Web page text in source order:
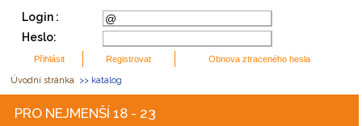
Login :
Heslo:
Úvodní stránka >> katalog
PRO NEJMENŠÍ 18 - 23